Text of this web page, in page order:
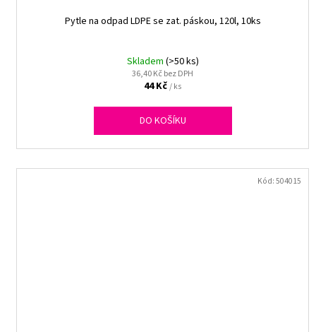
Pytle na odpad LDPE se zat. páskou, 120l, 10ks
Skladem (>50 ks)
36,40 Kč bez DPH
44 Kč/ ks
DO KOŠÍKU
Kód:504015